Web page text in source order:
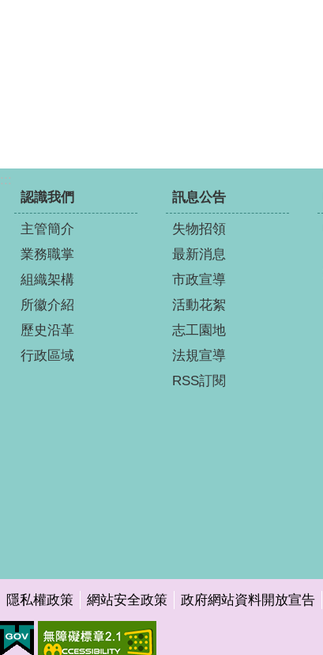
:::
認識我們
主管簡介
業務職掌
組織架構
所徽介紹
歷史沿革
行政區域
訊息公告
失物招領
最新消息
市政宣導
活動花絮
志工園地
法規宣導
RSS訂閱
隱私權政策 網站安全政策 政府網站資料開放宣告